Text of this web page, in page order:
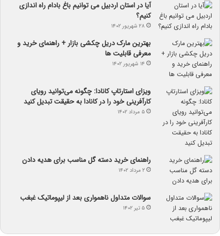
آیا در استان اردبیل می توانیم باغ بادام راه اندازی
کنیم؟
۲۸ شهریور ۱۴۰۲
بهترین مارک دریل چکشی بازار + راهنمای خرید و
معرفی قابلیت ها
۱۴ شهریور ۱۴۰۲
ویزای استارتاپ کانادا: چگونه می‌توانید رویای
کارآفرینی خود را در کانادا به حقیقت تبدیل کنید
۵ مرداد ۱۴۰۲
راهنمای خرید دسته گل مناسب برای هدیه دادن
۲ مرداد ۱۴۰۲
سوالات متداول ناهمواری بعد از لیپوماتیک غبغب
۵ تیر ۱۴۰۲